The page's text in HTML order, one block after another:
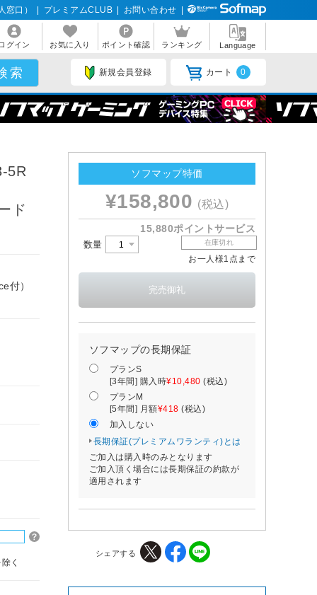
窓口） プレミアムCLUB お問い合わせ
ログイン お気に入り ポイント確認 ランキング Language
新規会員登録 カート 0
5R
ド
付）
く
ソフマップ特価
¥158,800 (税込)
15,880ポイントサービス
数量 在庫切れ
お一人様1点まで
ソフマップの長期保証
プランS
[3年間] 購入時¥10,480 (税込)
プランM
[5年間] 月額¥418 (税込)
加入しない
長期保証(プレミアムワランティ)とは
ご加入は購入時のみとなります
ご加入頂く場合には長期保証の約款が
適用されます
シェアする